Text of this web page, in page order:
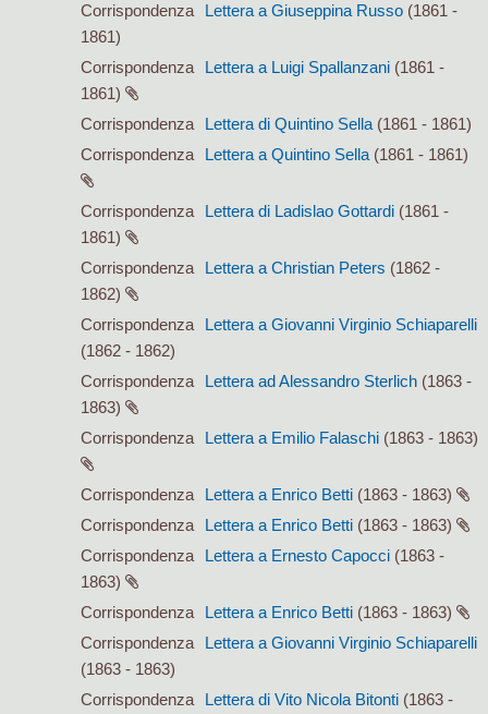
Corrispondenza
Lettera a Giuseppina Russo (1861 -
1861)
Corrispondenza
Lettera a Luigi Spallanzani (1861 -
1861)
Corrispondenza
Lettera di Quintino Sella (1861 - 1861)
Corrispondenza
Lettera a Quintino Sella (1861 - 1861)
Corrispondenza Lettera di Ladislao Gottardi (1861 -
1861)
Corrispondenza
Lettera a Christian Peters (1862 -
1862)
Corrispondenza
Lettera a Giovanni Virginio Schiaparelli
(1862 - 1862)
Corrispondenza
Lettera ad Alessandro Sterlich (1863 -
1863)
Corrispondenza
Lettera a Emilio Falaschi (1863 - 1863)
Corrispondenza Lettera a Enrico Betti (1863 - 1863)
Corrispondenza
Lettera a Enrico Betti (1863 - 1863)
Corrispondenza
Lettera a Ernesto Capocci (1863 -
1863)
Corrispondenza
Lettera a Enrico Betti (1863 - 1863)
Corrispondenza
Lettera a Giovanni Virginio Schiaparelli
(1863 - 1863)
Corrispondenza
Lettera di Vito Nicola Bitonti (1863 -